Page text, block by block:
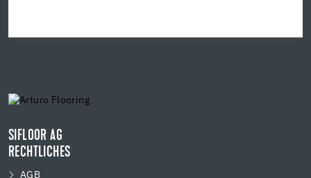
SIFLOOR AG
RECHTLICHES
AGB